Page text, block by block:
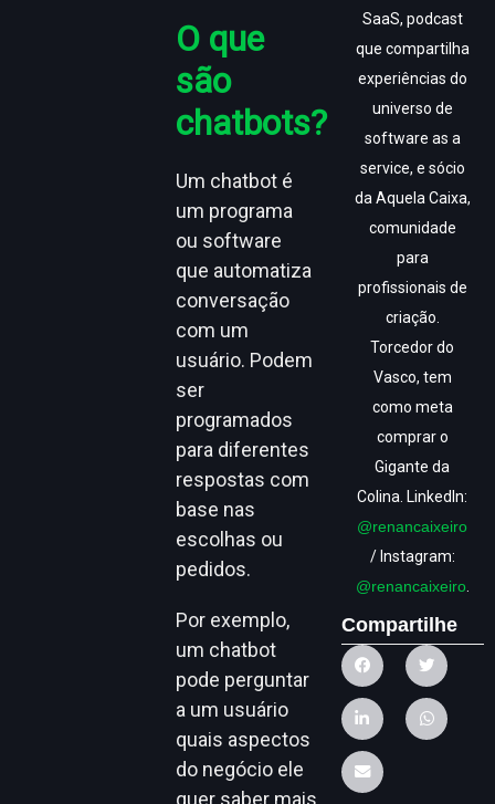
O que
são
chatbots?
Um chatbot é
um programa
ou software
que automatiza
conversação
com um
usuário. Podem
ser
programados
para diferentes
respostas com
base nas
escolhas ou
pedidos.
Por exemplo,
um chatbot
pode perguntar
a um usuário
quais aspectos
do negócio ele
quer saber mais
SaaS, podcast
que compartilha
experiências do
universo de
software as a
service, e sócio
da Aquela Caixa,
comunidade
para
profissionais de
criação.
Torcedor do
Vasco, tem
como meta
comprar o
Gigante da
Colina. LinkedIn:
@renancaixeiro
/ Instagram:
@renancaixeiro.
Compartilhe